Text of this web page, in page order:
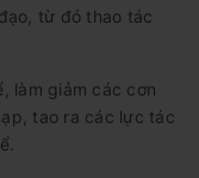
từ đó thao tác
làm giảm các cơn
tao ra các lực tác